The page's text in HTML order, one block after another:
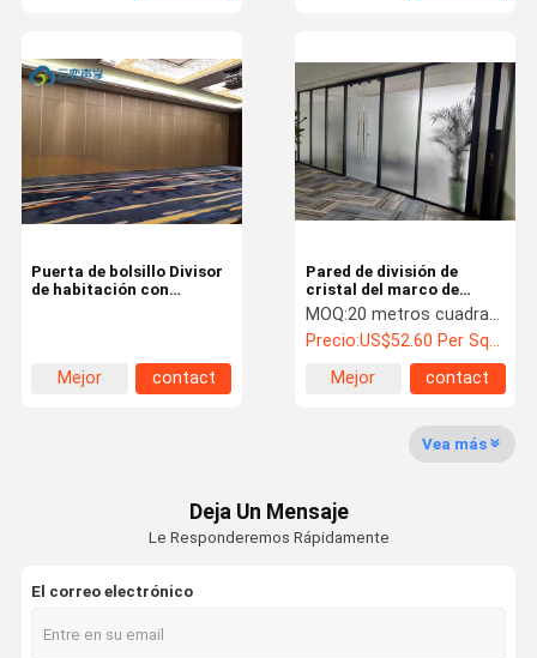
Pared de división de
cristal del marco de
aluminio del tabique de la
oficina de aduana de la
fábrica sola
MOQ:20 metros cuadrados
Precio:US$52.60 Per Square Meter
Mejor
contact
Puerta de bolsillo Divisor
de habitación con
Mejor
contact
Vea más
Deja Un Mensaje
Le Responderemos Rápidamente
El correo electrónico